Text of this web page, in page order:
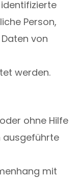
Person,
von
werden.
ohne Hilfe
ausgeführte
mit